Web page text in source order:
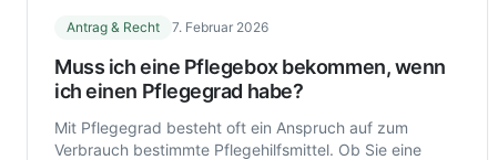
Antrag & Recht 7. Februar 2026
Muss ich eine Pflegebox bekommen, wenn
ich einen Pflegegrad habe?
Mit Pflegegrad besteht oft ein Anspruch auf zum
Verbrauch bestimmte Pflegehilfsmittel. Ob Sie eine